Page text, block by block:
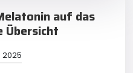
auf das
Übersicht
2025